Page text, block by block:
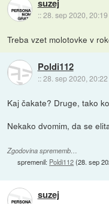
suzej
::28. sep 2020, 20:19
Treba vzet molotovke v
Poldi112
::28. sep 2020, 20:22
Kaj čakate? Druge, tako
Nekako dvomim, da se
Zgodovina sprememb…
spremenil: Poldi112(28. sep
suzej